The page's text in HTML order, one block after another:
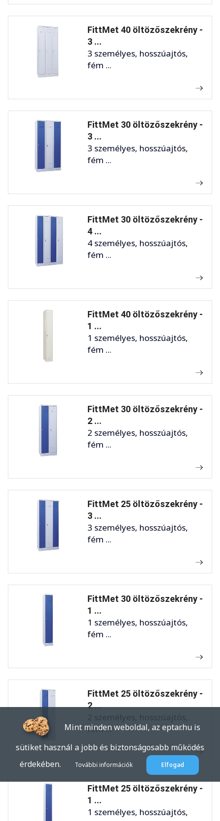
FittMet 40 öltözőszekrény -
3 ...
3 személyes, hosszúajtós,
fém ...
FittMet 30 öltözőszekrény -
3 ...
3 személyes, hosszúajtós,
fém ...
FittMet 30 öltözőszekrény -
4 ...
4 személyes, hosszúajtós,
fém ...
FittMet 40 öltözőszekrény -
1 ...
1 személyes, hosszúajtós,
fém ...
FittMet 30 öltözőszekrény -
2 ...
2 személyes, hosszúajtós,
fém ...
FittMet 25 öltözőszekrény -
3 ...
3 személyes, hosszúajtós,
fém ...
FittMet 30 öltözőszekrény -
1 ...
1 személyes, hosszúajtós,
fém ...
FittMet 25 öltözőszekrény -
2 ...
2 személyes, hosszúajtós,
fém ...
FittMet 25 öltözőszekrény -
1 ...
1 személyes, hosszúajtós,
Mint minden weboldal, az eptar.hu is
sütiket használ a jobb és biztonságosabb működés
érdekében.
További információk Elfogad